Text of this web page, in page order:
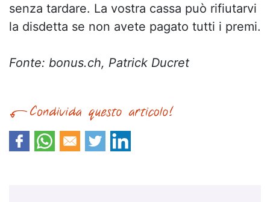
senza tardare. La vostra cassa può rifiutarvi
la disdetta se non avete pagato tutti i premi.
Fonte: bonus.ch, Patrick Ducret